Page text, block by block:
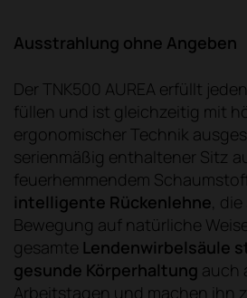
Ausstrahlung ohne Angeben
Der TNK500 AUREA erfüllt
füllen und ist gleichzeitig mit
ergonomischer Technik
serienmäßig enthaltener Sitz
feuerhemmendem
intelligente Rückenlehne,
Bewegung auf natürliche
gesamte Lendenwirbelsäule
gesunde Körperhaltung auch
Arbeitstagen und machen ihn